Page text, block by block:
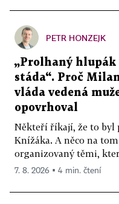
PETR HONZEJK
„Prolhaný hlupák
stáda“. Proč
vláda vedená
opovrhoval
Někteří říkají, že to byl
Knížáka. A něco na
organizovaný těmi,
7. 8. 2026 ▪ 4 min. čtení